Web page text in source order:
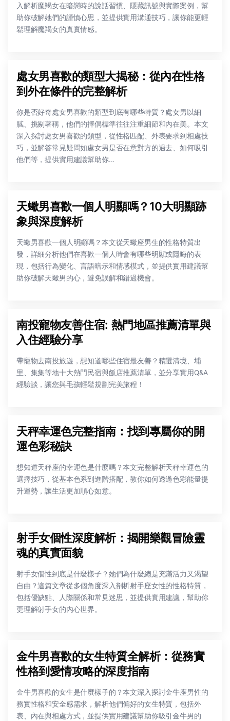
入解析魔羯女在暗戀時的說話習慣、隱藏訊號與實際案例，幫
助你破解她們的謹慎心思，並提供實用溝通技巧，讓你能更輕
鬆理解魔羯女的真實情感。
處女男喜歡的類型大揭秘：從內在性格
到外在條件的完整解析
你是否好奇處女男喜歡的類型到底有哪些特質？處女男以細
膩、挑剔著稱，他們的擇偶標準往往注重細節和內在美。本文
深入探討處女男喜歡的類型，從性格匹配、外表要求到相處技
巧，並解答常見疑問如處女男是否在意對方的過去、如何吸引
他們等，提供實用建議幫助你...
天蠍男喜歡一個人明顯嗎？10大明顯跡
象與深度解析
天蠍男喜歡一個人明顯嗎？本文從天蠍座男生的性格特質出
發，詳細分析他們在喜歡一個人時會有哪些明顯或隱晦的表
現，包括行為變化、言語暗示和情感模式，並提供實用建議幫
助你破解天蠍男的心，避免誤解和錯過機會。
南投寵物友善住宿: 熱門地區推薦清單與
入住經驗分享
帶寵物去南投旅遊，想知道哪些住宿最友善？精選清境、埔
里、集集等地十大熱門民宿與飯店推薦清單，並分享實用Q&A
經驗談，讓您與毛孩輕鬆規劃完美旅程！
天秤幸運色完整指南：找到專屬你的開
運色彩秘訣
想知道天秤座的幸運色是什麼嗎？本文完整解析天秤幸運色的
選擇技巧，從基本色系到進階搭配，教你如何透過色彩能量提
升運勢，讓生活更加順心如意。
射手女個性深度解析：揭開樂觀冒險靈
魂的真實面貌
射手女個性到底是什麼樣子？她們為什麼總是充滿活力又渴望
自由？這篇文章從多個角度深入剖析射手座女性的性格特質，
包括優缺點、人際關係和常見迷思，並提供實用建議，幫助你
更理解射手女的內心世界。
金牛男喜歡的女生特質全解析：從務實
性格到愛情攻略的深度指南
金牛男喜歡的女生是什麼樣子的？本文深入探討金牛座男性的
務實性格和安全感需求，解析他們偏好的女生特質，包括外
表、內在與相處方式，並提供實用建議幫助你吸引金牛男的